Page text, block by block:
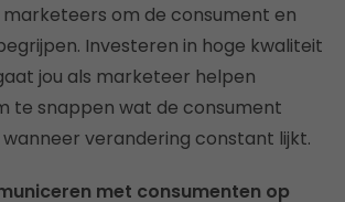
om de consument en
Investeren in hoge kwaliteit
jou als marketeer helpen
te snappen wat de consument
verandering constant lijkt.
met consumenten op